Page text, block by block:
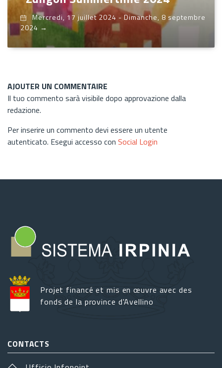
Mercredi, 17 juillet 2024 - Dimanche, 8 septembre
2024 →
AJOUTER UN COMMENTAIRE
Il tuo commento sarà visibile dopo approvazione dalla
redazione.
Per inserire un commento devi essere un utente
autenticato. Esegui accesso con Social Login
Projet financé et mis en œuvre avec des
fonds de la province d'Avellino
CONTACTS